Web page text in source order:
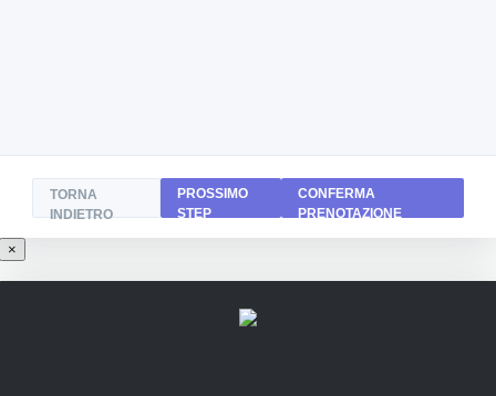
TORNA
INDIETRO
PROSSIMO
STEP
CONFERMA
PRENOTAZIONE
×